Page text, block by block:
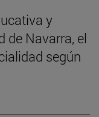
y
de Navarra, el
según